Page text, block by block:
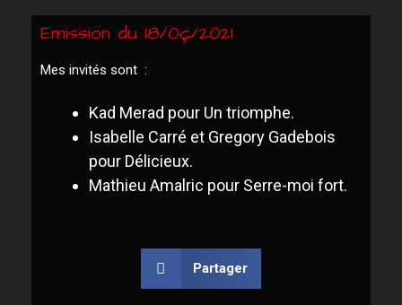
Emission du 18/0ç/2021
Mes invités sont :
Kad Merad pour Un triomphe.
Isabelle Carré et Gregory Gadebois
pour Délicieux.
Mathieu Amalric pour Serre-moi fort.
Partager